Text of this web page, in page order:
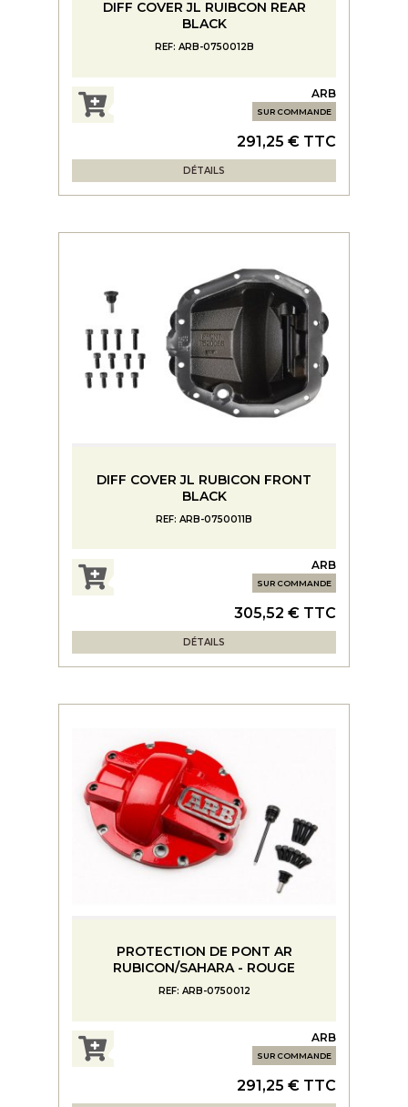
DIFF COVER JL RUIBCON REAR
BLACK
REF: ARB-0750012B
ARB
SUR COMMANDE
291,25 € TTC
DÉTAILS
DIFF COVER JL RUBICON FRONT
BLACK
REF: ARB-0750011B
ARB
SUR COMMANDE
305,52 € TTC
DÉTAILS
PROTECTION DE PONT AR
RUBICON/SAHARA - ROUGE
REF: ARB-0750012
ARB
SUR COMMANDE
291,25 € TTC